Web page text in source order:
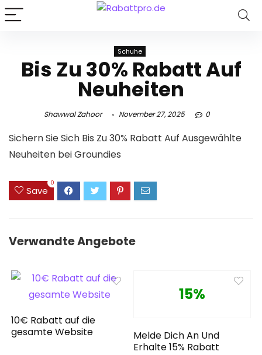
Schuhe
Bis Zu 30% Rabatt Auf
Neuheiten
Shawwal Zahoor November 27, 2025 0
Sichern Sie Sich Bis Zu 30% Rabatt Auf Ausgewählte
Neuheiten bei Groundies
Save
0
Verwandte Angebote
10€ Rabatt auf die
gesamte Website
15%
Melde Dich An Und
Erhalte 15% Rabatt